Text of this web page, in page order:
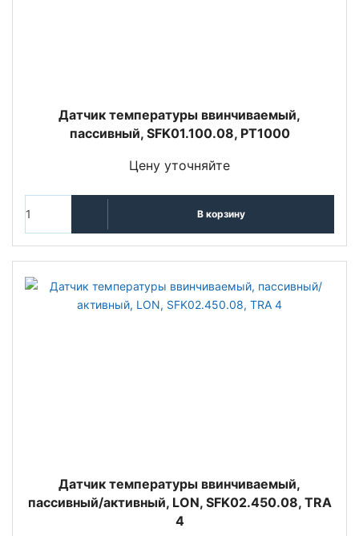
Датчик температуры ввинчиваемый,
пассивный, SFK01.100.08, PT1000
Цену уточняйте
В корзину
Датчик температуры ввинчиваемый,
пассивный/активный, LON, SFK02.450.08, TRA
4